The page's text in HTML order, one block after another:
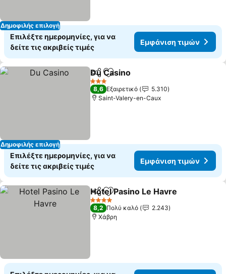
Δημοφιλής επιλογή
Επιλέξτε ημερομηνίες, για να
δείτε τις ακριβείς τιμές
Εμφάνιση τιμών
Δημοφιλής επιλογή
Κοινοποίηση
Προσθήκη στα αγαπημένα
Du Casino
3 Αστέρια
8,6 Εξαιρετικό
5.310
Saint-Valery-en-Caux
Επιλέξτε ημερομηνίες, για να
δείτε τις ακριβείς τιμές
Εμφάνιση τιμών
Κοινοποίηση
Προσθήκη στα αγαπημένα
Hotel Pasino Le Havre
4 Αστέρια
8,2 Πολύ καλό
2.243
Χάβρη